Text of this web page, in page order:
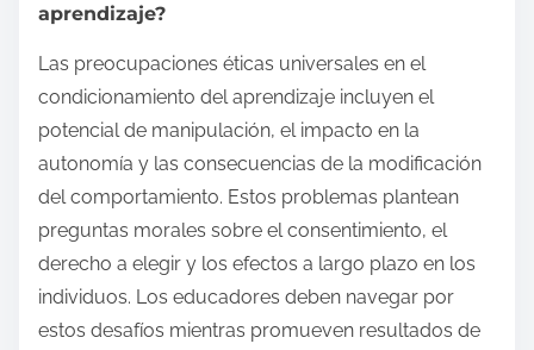
aprendizaje?
Las preocupaciones éticas universales en el
condicionamiento del aprendizaje incluyen el
potencial de manipulación, el impacto en la
autonomía y las consecuencias de la modificación
del comportamiento. Estos problemas plantean
preguntas morales sobre el consentimiento, el
derecho a elegir y los efectos a largo plazo en los
individuos. Los educadores deben navegar por
estos desafíos mientras promueven resultados de